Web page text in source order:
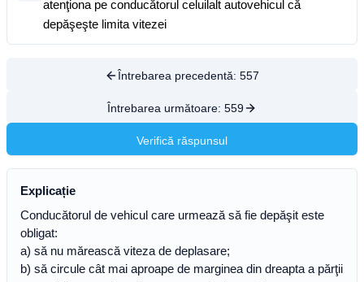
atenţiona pe conducătorul celuilalt autovehicul că
depăşeşte limita vitezei
Întrebarea precedentă: 557
Întrebarea următoare: 559
Verifică răspunsul
Explicație
Conducătorul de vehicul care urmează să fie depăşit este
obligat:
a) să nu mărească viteza de deplasare;
b) să circule cât mai aproape de marginea din dreapta a părţii